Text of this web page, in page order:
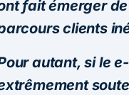
fait émerger
clients
autant, si le